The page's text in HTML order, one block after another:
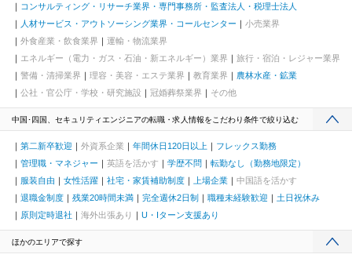
コンサルティング・リサーチ業界・専門事務所・監査法人・税理士法人
人材サービス・アウトソーシング業界・コールセンター
小売業界
外食産業・飲食業界
運輸・物流業界
エネルギー（電力・ガス・石油・新エネルギー）業界
旅行・宿泊・レジャー業界
警備・清掃業界
理容・美容・エステ業界 教育業界
農林水産・鉱業
公社・官公庁・学校・研究施設
冠婚葬祭業界 その他
中国･四国、セキュリティエンジニアの転職・求人情報をこだわり条件で絞り込む
第二新卒歓迎 外資系企業 年間休日120日以上
フレックス勤務
管理職・マネジャー
英語を活かす 学歴不問
転勤なし（勤務地限定）
服装自由
女性活躍 社宅・家賃補助制度 上場企業
中国語を活かす
退職金制度
残業20時間未満 完全週休2日制 職種未経験歓迎
土日祝休み
原則定時退社
海外出張あり U・Iターン支援あり
ほかのエリアで探す